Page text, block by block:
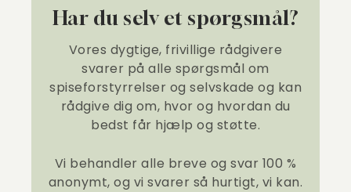
Har du selv et spørgsmål?
Vores dygtige, frivillige rådgivere
svarer på alle spørgsmål om
spiseforstyrrelser og selvskade og kan
rådgive dig om, hvor og hvordan du
bedst får hjælp og støtte.
Vi behandler alle breve og svar 100 %
anonymt, og vi svarer så hurtigt, vi kan.